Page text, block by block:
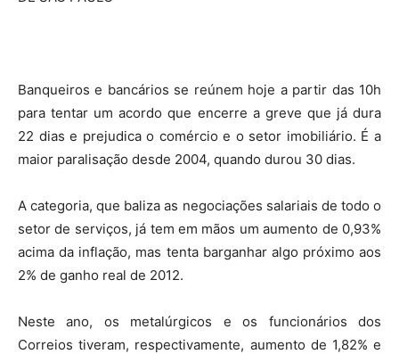
Banqueiros e bancários se reúnem hoje a partir das 10h
para tentar um acordo que encerre a greve que já dura
22 dias e prejudica o comércio e o setor imobiliário. É a
maior paralisação desde 2004, quando durou 30 dias.
A categoria, que baliza as negociações salariais de todo o
setor de serviços, já tem em mãos um aumento de 0,93%
acima da inflação, mas tenta barganhar algo próximo aos
2% de ganho real de 2012.
Neste ano, os metalúrgicos e os funcionários dos
Correios tiveram, respectivamente, aumento de 1,82% e